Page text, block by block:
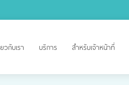
วกับเรา บริการ สำหรับเจ้าหน้าที่